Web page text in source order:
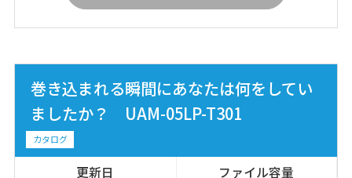
カタログ
巻き込まれる瞬間にあなたは何をしてい
ましたか？ UAM-05LP-T301